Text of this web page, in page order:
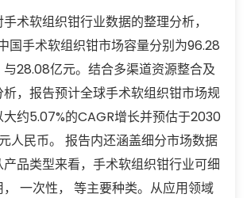
术软组织钳行业数据的整理分析，
国手术软组织钳市场容量分别为96.28
28.08亿元。结合多渠道资源整合及
，报告预计全球手术软组织钳市场规
约5.07%的CAGR增长并预估于2030
人民币。 报告内还涵盖细分市场数据
品类型来看，手术软组织钳行业可细
一次性， 等主要种类。从应用领域